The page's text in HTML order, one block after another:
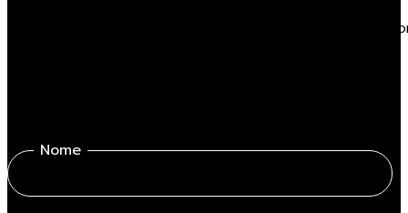
Compila il form, sarai contattato da uno dei nostri
Nome